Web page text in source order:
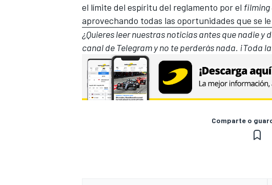
el límite del espíritu del reglamento por el filming
aprovechando todas las oportunidades que se
¿Quieres leer nuestras noticias antes que nadie y
canal de Telegramy no te perderás nada. ¡Toda
Comparte o